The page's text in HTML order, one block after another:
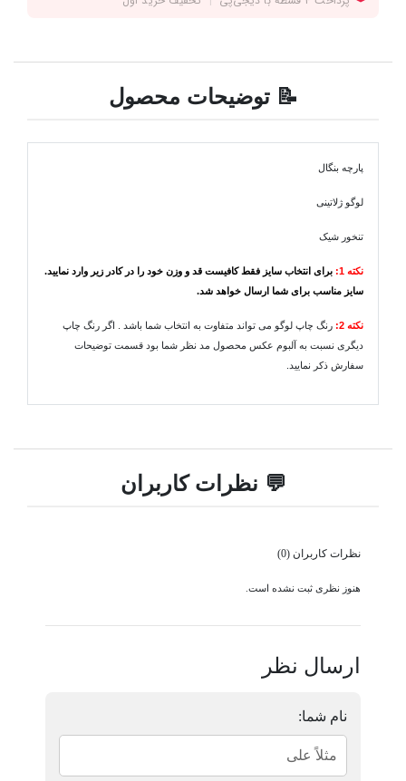
📝 توضیحات محصول
پارچه بنگال
لوگو ژلاتینی
تنخور شیک
نکته 1:
برای انتخاب سایز فقط کافیست قد و وزن خود را در کادر زیر وارد نمایید.
سایز مناسب برای شما ارسال خواهد شد.
نکته 2:
رنگ چاپ لوگو می تواند متفاوت به انتخاب شما باشد . اگر رنگ چاپ
دیگری نسبت به آلبوم عکس محصول مد نظر شما بود قسمت توضیحات
سفارش ذکر نمایید.
💬 نظرات کاربران
نظرات کاربران (0)
هنوز نظری ثبت نشده است.
ارسال نظر
نام شما: